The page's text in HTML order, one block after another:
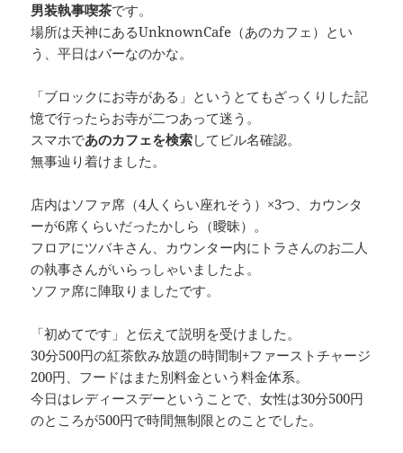
男装執事喫茶です。
場所は天神にあるUnknownCafe（あのカフェ）とい
う、平日はバーなのかな。
「ブロックにお寺がある」というとてもざっくりした記
憶で行ったらお寺が二つあって迷う。
スマホであのカフェを検索してビル名確認。
無事辿り着けました。
店内はソファ席（4人くらい座れそう）×3つ、カウンタ
ーが6席くらいだったかしら（曖昧）。
フロアにツバキさん、カウンター内にトラさんのお二人
の執事さんがいらっしゃいましたよ。
ソファ席に陣取りましたです。
「初めてです」と伝えて説明を受けました。
30分500円の紅茶飲み放題の時間制+ファーストチャージ
200円、フードはまた別料金という料金体系。
今日はレディースデーということで、女性は30分500円
のところが500円で時間無制限とのことでした。